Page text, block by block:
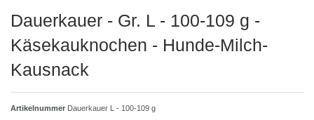
Dauerkauer - Gr. L - 100-109 g -
Käsekauknochen - Hunde-Milch-
Kausnack
Artikelnummer Dauerkauer L - 100-109 g